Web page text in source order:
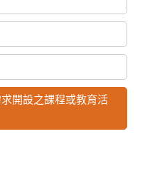
開設之課程或教育活